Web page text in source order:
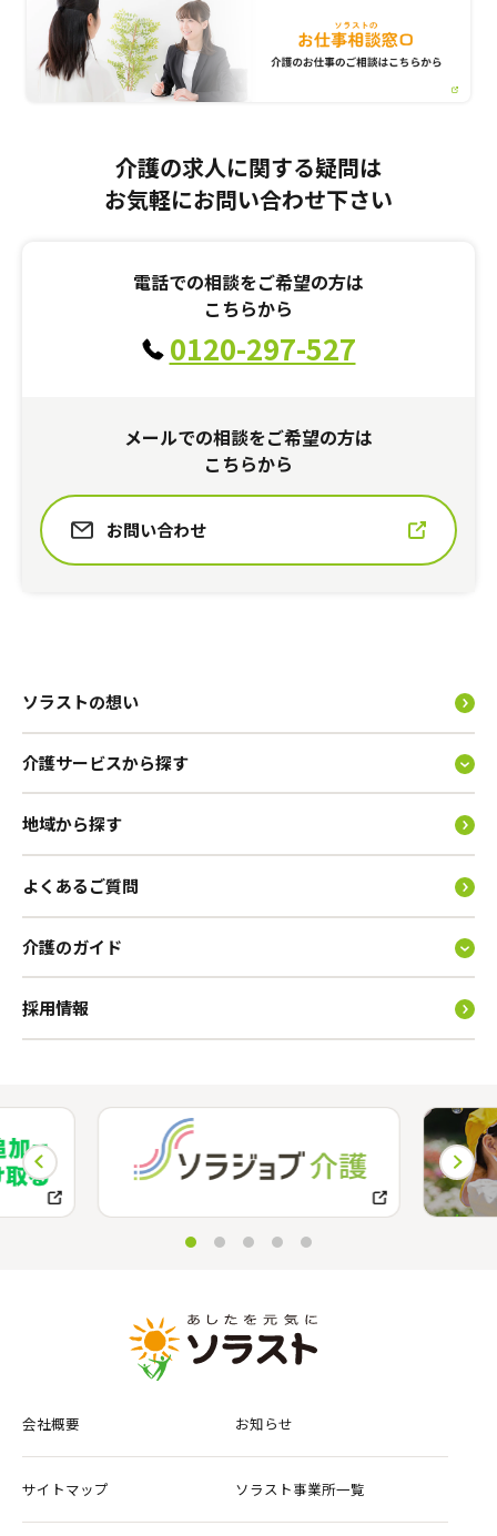
介護の求人に関する疑問は
お気軽にお問い合わせ下さい
電話での相談をご希望の方は
こちらから
0120-297-527
メールでの相談をご希望の方は
こちらから
お問い合わせ
ソラストの想い
介護サービスから探す
地域から探す
よくあるご質問
介護のガイド
採用情報
会社概要 お知らせ
サイトマップ ソラスト事業所一覧